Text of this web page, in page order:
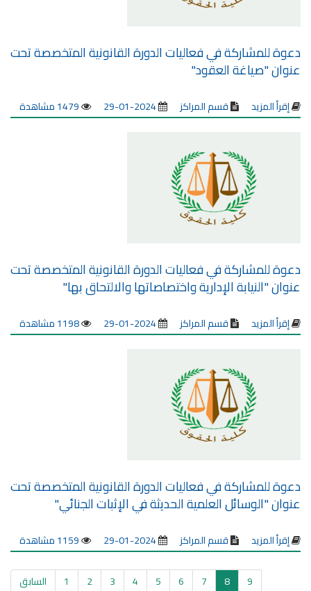
دعوة للمشاركة في فعاليات الدورة القانونية المتخصصة تحت
عنوان "صياغة العقود"
إقرأ المزيد قسم المراكز 2024-01-29 1479 مشاهدة
دعوة للمشاركة في فعاليات الدورة القانونية المتخصصة تحت
عنوان "النيابة الإدارية واختصاصاتها والالتحاق بها"
إقرأ المزيد قسم المراكز 2024-01-29 1198 مشاهدة
دعوة للمشاركة في فعاليات الدورة القانونية المتخصصة تحت
عنوان "الوسائل العلمية الحديثة في الإثبات الجنائي"
إقرأ المزيد قسم المراكز 2024-01-29 1159 مشاهدة
السابق 1 2 3 4 5 6 7 8
9